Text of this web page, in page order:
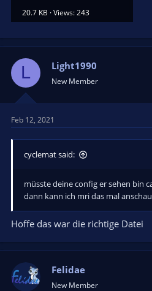
20.7 KB · Views: 243
L Light1990
New Member
Feb 12, 2021
cyclemat said:
müsste deine config er sehen bin
dann kann ich mri das mal
Hoffe das war die richtige Datei
Felidae
New Member